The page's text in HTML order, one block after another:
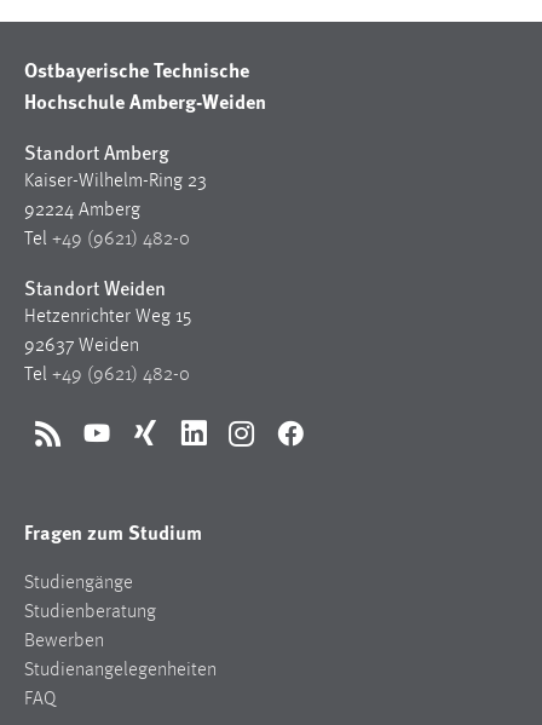
Ostbayerische Technische
Hochschule Amberg-Weiden
Standort Amberg
Kaiser-Wilhelm-Ring 23
92224 Amberg
Tel +49 (9621) 482-0
Standort Weiden
Hetzenrichter Weg 15
92637 Weiden
Tel +49 (9621) 482-0
RSS YouTubeXing LinkedInInstagramFacebook
Fragen zum Studium
Studiengänge
Studienberatung
Bewerben
Studienangelegenheiten
FAQ